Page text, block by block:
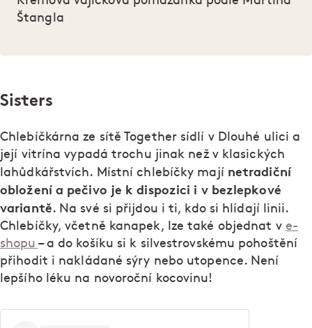
Štangla
Sisters
Chlebíčkárna ze sítě Together sídlí v Dlouhé ulici a
její vitrína vypadá trochu jinak než v klasických
lahůdkářstvích. Místní chlebíčky mají netradiční
obložení a pečivo je k dispozici i v bezlepkové
variantě. Na své si přijdou i ti, kdo si hlídají linii.
Chlebíčky, včetně kanapek, lze také objednat v e-
shopu – a do košíku si k silvestrovskému pohoštění
přihodit i nakládané sýry nebo utopence. Není
lepšího léku na novoroční kocovinu!